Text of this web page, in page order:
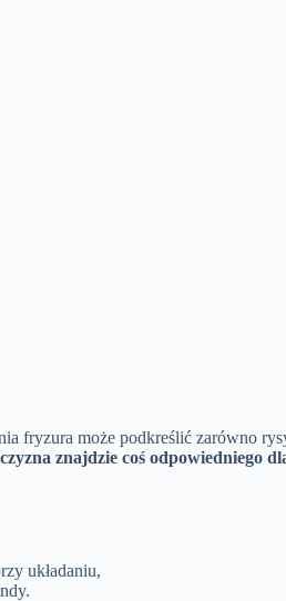
fryzura może podkreślić zarówno
znajdzie coś odpowiedniego
układaniu,